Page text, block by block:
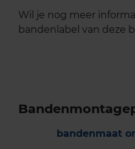
Wil je nog meer
bandenlabel van deze
bandenmaat